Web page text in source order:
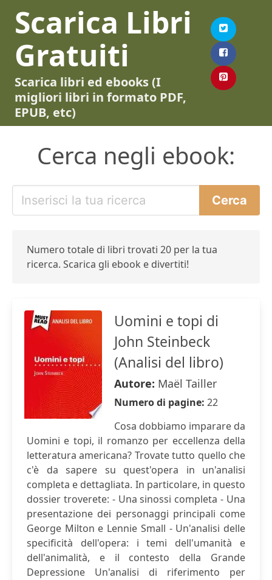
Scarica Libri
Gratuiti
Scarica libri ed ebooks (I
migliori libri in formato PDF,
EPUB, etc)
Cerca negli ebook:
Numero totale di libri trovati 20 per la tua
ricerca. Scarica gli ebook e divertiti!
Uomini e topi di
John Steinbeck
(Analisi del libro)
Autore: Maël Tailler
Numero di pagine: 22
Cosa dobbiamo imparare da
Uomini e topi, il romanzo per eccellenza della
letteratura americana? Trovate tutto quello che
c'è da sapere su quest'opera in un'analisi
completa e dettagliata. In particolare, in questo
dossier troverete: - Una sinossi completa - Una
presentazione dei personaggi principali come
George Milton e Lennie Small - Un'analisi delle
specificità dell'opera: i temi dell'umanità e
dell'animalità, e il contesto della Grande
Depressione Un'analisi di riferimento per